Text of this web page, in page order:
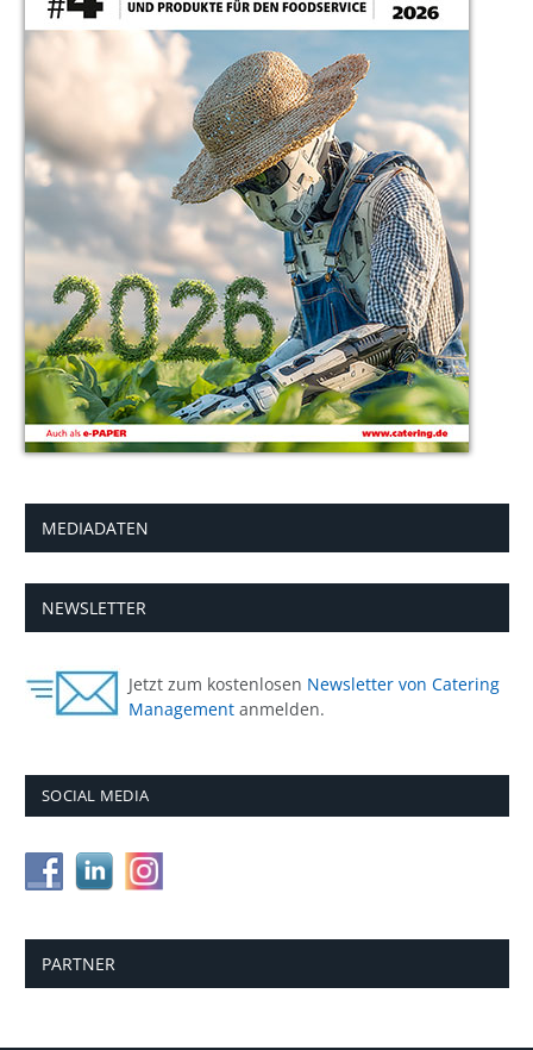
MEDIADATEN
NEWSLETTER
Jetzt zum kostenlosen Newsletter von Catering
Management anmelden.
SOCIAL MEDIA
PARTNER